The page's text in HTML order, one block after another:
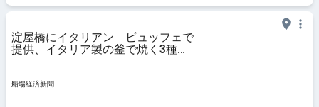
淀屋橋にイタリアン ビュッフェで
提供、イタリア製の釜で焼く3種の
船場経済新聞